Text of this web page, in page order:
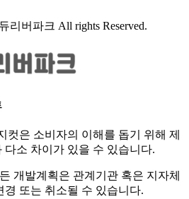
리버파크 All rights Reserved.
은 소비자의 이해를 돕기 위해 제
다소 차이가 있을 수 있습니다.
개발계획은 관계기관 혹은 지자체
경 또는 취소될 수 있습니다.